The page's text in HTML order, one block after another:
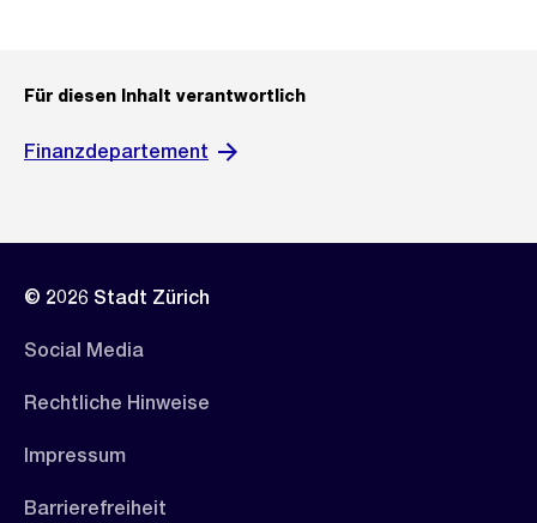
Für diesen Inhalt verantwortlich
Finanzdepartement
© 2026 Stadt Zürich
Social Media
Rechtliche Hinweise
Impressum
Barrierefreiheit